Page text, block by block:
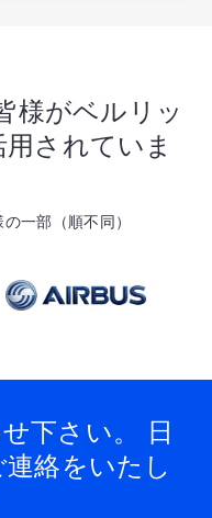
様がベルリッ
されていま
一部（順不同）
下さい。 日
絡をいたし